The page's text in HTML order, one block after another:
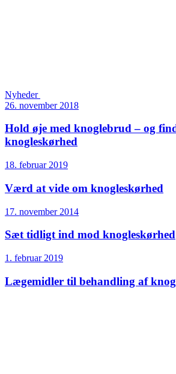
Nyheder
26. november 2018
Hold øje med knoglebrud – og
knogleskørhed
18. februar 2019
Værd at vide om knogleskørhed
17. november 2014
Sæt tidligt ind mod knogleskørhed
1. februar 2019
Lægemidler til behandling af